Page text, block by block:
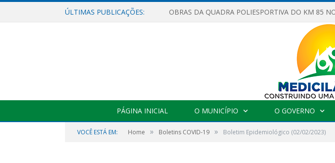
ÚLTIMAS PUBLICAÇÕES:
PÁGINA INICIAL O MUNICÍPIO O GOVERNO
VOCÊ ESTÁ EM: Home » Boletins COVID-19 » Boletim Epidemiológico (02/02/2023)